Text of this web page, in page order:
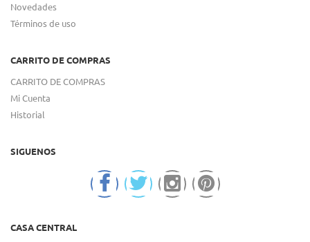
Novedades
Términos de uso
CARRITO DE COMPRAS
CARRITO DE COMPRAS
Mi Cuenta
Historial
SIGUENOS
CASA CENTRAL